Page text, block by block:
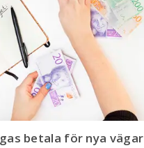
betala för nya vägar